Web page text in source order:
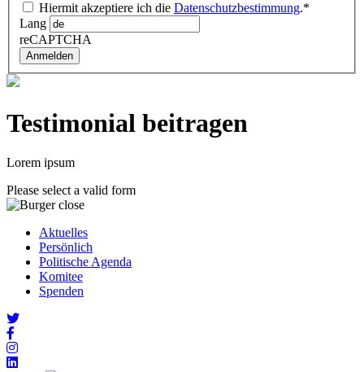
Hiermit akzeptiere ich die Datenschutzbestimmung.*
Lang
reCAPTCHA
Anmelden
Testimonial beitragen
Lorem ipsum
Please select a valid form
Aktuelles
Persönlich
Politische Agenda
Komitee
Spenden